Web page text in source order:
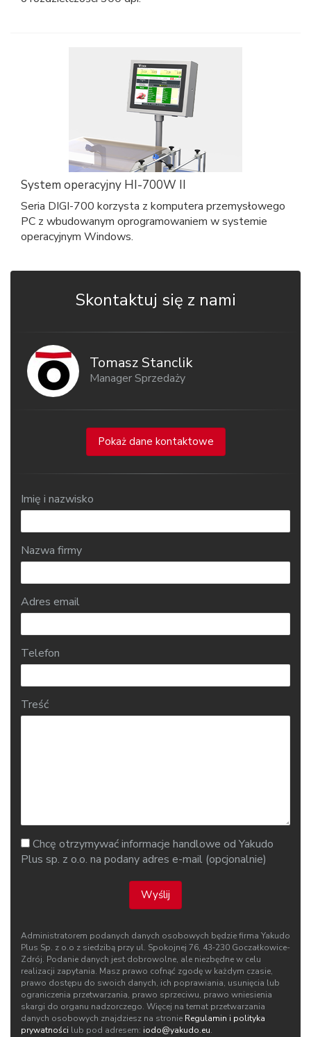
System operacyjny HI-700W II
Seria DIGI-700 korzysta z komputera przemysłowego
PC z wbudowanym oprogramowaniem w systemie
operacyjnym Windows.
Skontaktuj się z nami
Tomasz Stanclik
Manager Sprzedaży
Pokaż dane kontaktowe
Imię i nazwisko
Nazwa firmy
Adres email
Telefon
Treść
Chcę otrzymywać informacje handlowe od Yakudo
Plus sp. z o.o. na podany adres e-mail (opcjonalnie)
Wyślij
Administratorem podanych danych osobowych będzie firma Yakudo
Plus Sp. z o.o z siedzibą przy ul. Spokojnej 76, 43‑230 Goczałkowice-
Zdrój. Podanie danych jest dobrowolne, ale niezbędne w celu
realizacji zapytania. Masz prawo cofnąć zgodę w każdym czasie,
prawo dostępu do swoich danych, ich poprawiania, usunięcia lub
ograniczenia przetwarzania, prawo sprzeciwu, prawo wniesienia
skargi do organu nadzorczego. Więcej na temat przetwarzania
danych osobowych znajdziesz na stronie Regulamin i polityka
prywatności lub pod adresem: iodo@yakudo.eu.